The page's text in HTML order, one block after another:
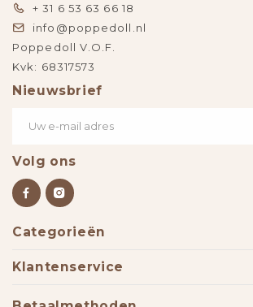
+ 31 6 53 63 66 18
info@poppedoll.nl
Poppedoll V.O.F.
Kvk: 68317573
Nieuwsbrief
Volg ons
Categorieën
Klantenservice